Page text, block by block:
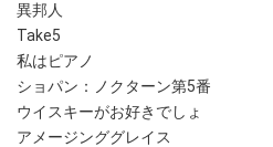
異邦人
Take5
私はピアノ
ショパン：ノクターン第5番
ウイスキーがお好きでしょ
アメージンググレイス